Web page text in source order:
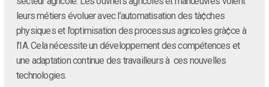
leurs métiers évoluer avec l’automatisation des tà¢ches
physiques et l’optimisation des processus agricoles grà¢ce à
l’IA. Cela nécessite un développement des compétences et
une adaptation continue des travailleurs à ces nouvelles
technologies.